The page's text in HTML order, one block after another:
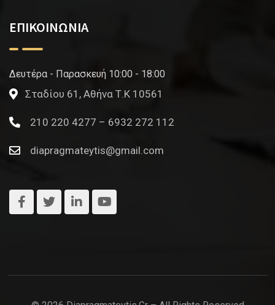
ΕΠΙΚΟΙΝΩΝΙΑ
Δευτέρα - Παρασκευή 10:00 - 18:00
Σταδίου 61, Αθήνα Τ.Κ 10561
210 220 4277 – 6932 272 112
diapragmateytis@gmail.com